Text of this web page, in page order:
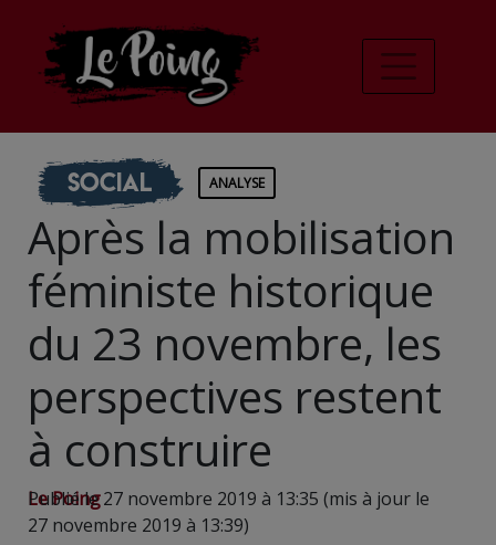
Social ANALYSE
Après la mobilisation
féministe historique
du 23 novembre, les
perspectives restent
à construire
Le Poing
Publié le 27 novembre 2019 à 13:35 (mis à jour le
27 novembre 2019 à 13:39)